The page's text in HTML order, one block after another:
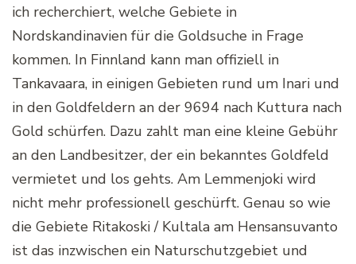
ich recherchiert, welche Gebiete in
Nordskandinavien für die Goldsuche in Frage
kommen. In Finnland kann man offiziell in
Tankavaara, in einigen Gebieten rund um Inari und
in den Goldfeldern an der 9694 nach Kuttura nach
Gold schürfen. Dazu zahlt man eine kleine Gebühr
an den Landbesitzer, der ein bekanntes Goldfeld
vermietet und los gehts. Am Lemmenjoki wird
nicht mehr professionell geschürft. Genau so wie
die Gebiete Ritakoski / Kultala am Hensansuvanto
ist das inzwischen ein Naturschutzgebiet und